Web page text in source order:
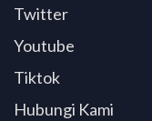
Twitter
Youtube
Tiktok
Hubungi Kami